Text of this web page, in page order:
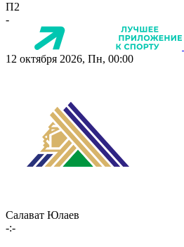
П2
-
12 октября 2026, Пн, 00:00
Салават Юлаев
-:-